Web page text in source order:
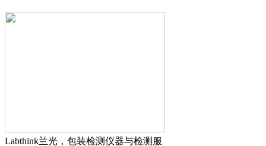
Labthink兰光，包装检测仪器与检测服